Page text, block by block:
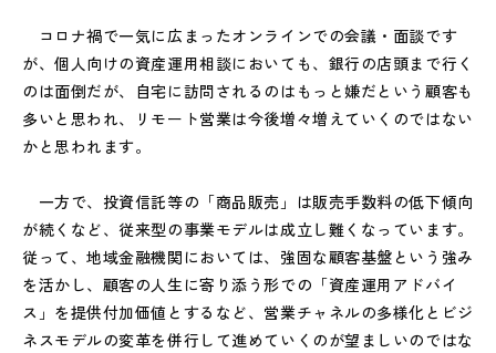
コロナ禍で一気に広まったオンラインでの会議・面談です
が、個人向けの資産運用相談においても、銀行の店頭まで行く
のは面倒だが、自宅に訪問されるのはもっと嫌だという顧客も
多いと思われ、リモート営業は今後増々増えていくのではない
かと思われます。
一方で、投資信託等の「商品販売」は販売手数料の低下傾向
が続くなど、従来型の事業モデルは成立し難くなっています。
従って、地域金融機関においては、強固な顧客基盤という強み
を活かし、顧客の人生に寄り添う形での「資産運用アドバイ
ス」を提供付加価値とするなど、営業チャネルの多様化とビジ
ネスモデルの変革を併行して進めていくのが望ましいのではな